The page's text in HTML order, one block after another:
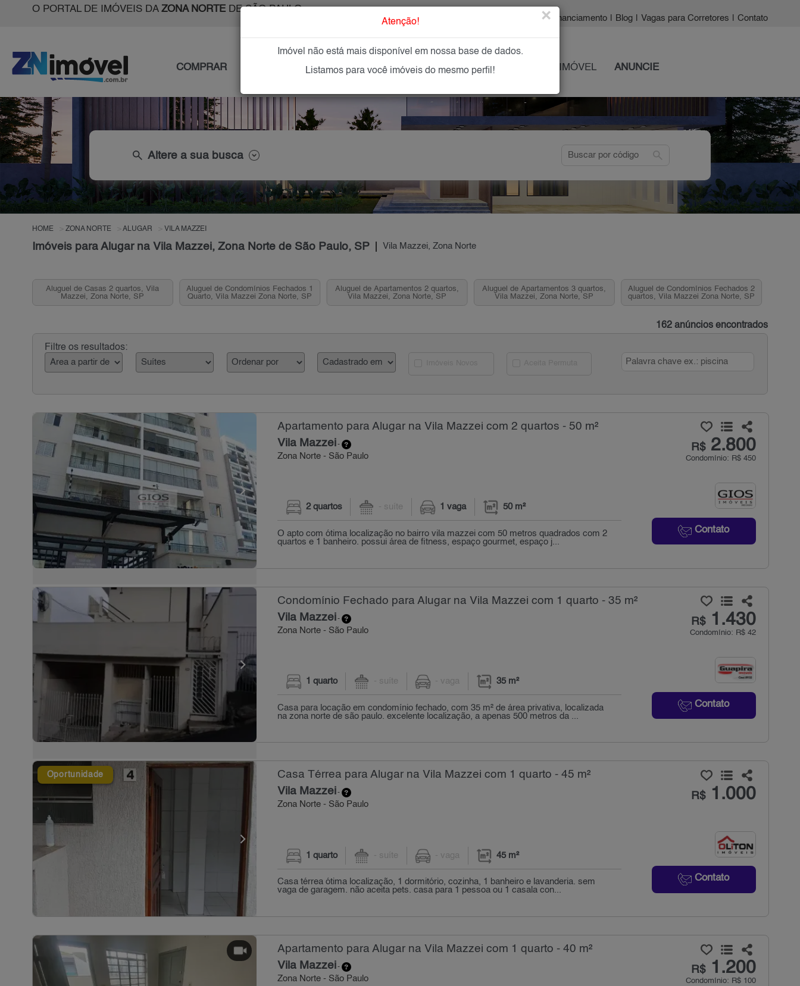
O PORTAL DE IMÓVEIS DA ZONA NORTEDE SÃO PAULO
| Financiamento Blog Vagas para Corretores Contato
COMPRAR IMÓVEIS NOVOS IMOBILIÁRIAS OFEREÇA SEU IMÓVEL ANUNCIE
search Altere a sua busca search
HOME ZONA NORTE ALUGAR VILA MAZZEI
Imóveis para Alugar na Vila Mazzei, Zona Norte de São Paulo, SP Vila Mazzei, Zona Norte
Aluguel de Casas 2 quartos, Vila
Mazzei, Zona Norte, SP
Aluguel de Condomínios Fechados 1
Quarto, Vila Mazzei Zona Norte, SP
Aluguel de Apartamentos 2 quartos,
Vila Mazzei, Zona Norte, SP
Aluguel de Apartamentos 3 quartos,
Vila Mazzei, Zona Norte, SP
Aluguel de Condomínios Fechados 2
quartos, Vila Mazzei Zona Norte, SP
162 anúncios encontrados
Filtre os resultados:
Apartamento para Alugar na Vila Mazzei com 2 quartos - 50 m²
Vila Mazzei-
Zona Norte - São Paulo
R$2.800
Condomínio: R$ 450
Contato
2 quartos - suíte 1 vaga 50 m²
O apto com ótima localização no bairro vila mazzei com 50 metros quadrados com 2
quartos e 1 banheiro. possui área de fitness, espaço gourmet, espaço j...
Condomínio Fechado para Alugar na Vila Mazzei com 1 quarto - 35 m²
Vila Mazzei-
Zona Norte - São Paulo
R$1.430
Condomínio: R$ 42
Contato
1 quarto - suíte - vaga 35 m²
Casa para locação em condomínio fechado, com 35 m² de área privativa, localizada
na zona norte de são paulo. excelente localização, a apenas 500 metros da ...
Oportunidade Casa Térrea para Alugar na Vila Mazzei com 1 quarto - 45 m²
Vila Mazzei -
Zona Norte - São Paulo
R$1.000
Contato
1 quarto - suíte - vaga 45 m²
Casa térrea ótima localização, 1 dormitório, cozinha, 1 banheiro e lavanderia. sem
vaga de garagem. não aceita pets. casa para 1 pessoa ou 1 casala con...
Apartamento para Alugar na Vila Mazzei com 1 quarto - 40 m²
Vila Mazzei-
Zona Norte - São Paulo
R$1.200
Condomínio: R$ 100
Atenção! ×
Imóvel não está mais disponível em nossa base de dados.
Listamos para você imóveis do mesmo perfil!